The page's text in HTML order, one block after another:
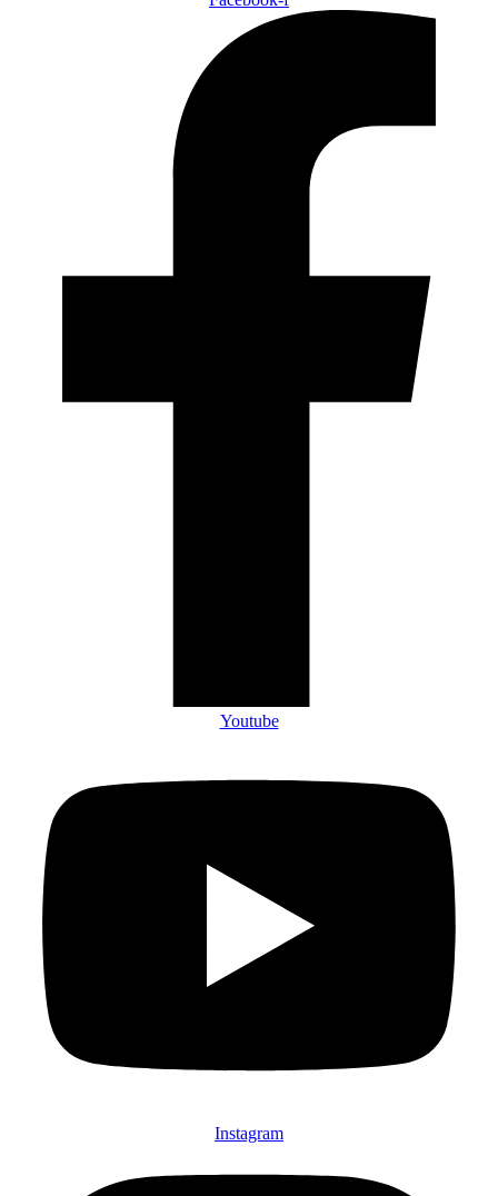
Youtube
Instagram